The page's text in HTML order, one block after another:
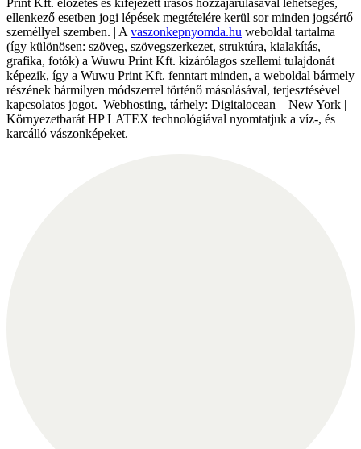
Print Kft. előzetes és kifejezett írásos hozzájárulásával lehetséges,
ellenkező esetben jogi lépések megtételére kerül sor minden jogsértő
személlyel szemben. | A vaszonkepnyomda.hu weboldal tartalma
(így különösen: szöveg, szövegszerkezet, struktúra, kialakítás,
grafika, fotók) a Wuwu Print Kft. kizárólagos szellemi tulajdonát
képezik, így a Wuwu Print Kft. fenntart minden, a weboldal bármely
részének bármilyen módszerrel történő másolásával, terjesztésével
kapcsolatos jogot. |Webhosting, tárhely: Digitalocean – New York |
Környezetbarát HP LATEX technológiával nyomtatjuk a víz-, és
karcálló vászonképeket.